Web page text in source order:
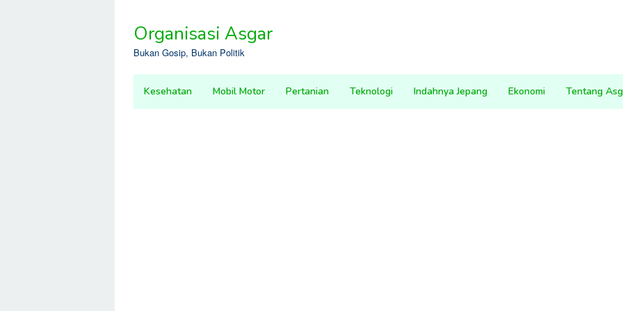
contentOrganisasi Asgar
Bukan Gosip, Bukan Politik
Kesehatan Mobil Motor Pertanian Teknologi Indahnya Jepang Ekonomi Tentang